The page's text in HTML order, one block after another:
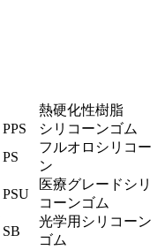
熱硬化性樹脂
PPS
シリコーンゴム
PS
フルオロシリコー
ン
PSU
医療グレードシリ
コーンゴム
SB
光学用シリコーン
ゴム